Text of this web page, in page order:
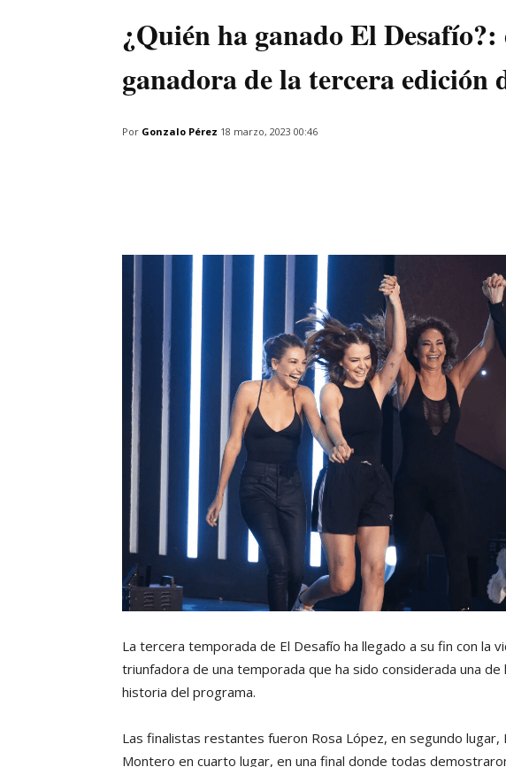
¿Quién ha ganado El Desafío?:
ganadora de la tercera edición
Por Gonzalo Pérez 18 marzo, 2023 00:46
La tercera temporada de El Desafío ha llegado a su fin con la
triunfadora de una temporada que ha sido considerada una
historia del programa.
Las finalistas restantes fueron Rosa López, en segundo lugar,
Montero en cuarto lugar, en una final donde todas